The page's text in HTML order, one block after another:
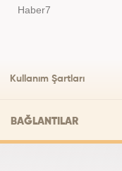
Haber7
Kullanım Şartları
BAĞLANTILAR